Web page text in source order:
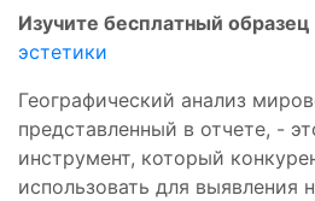
Изучите бесплатный образец
эстетики
Географический анализ
представленный в отчете, -
инструмент, который
использовать для выявления